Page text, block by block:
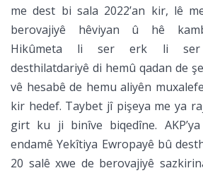
me dest bi sala 2022’an kir, lê
berovajiyê hêviyan û hê
Hikûmeta li ser erk li ser
desthilatdariyê di hemû qadan de
vê hesabê de hemu aliyên
kir hedef. Taybet jî pişeya me ya
girt ku ji binîve biqedîne.
endamê Yekîtiya Ewropayê bû
20 salê xwe de berovajiyê